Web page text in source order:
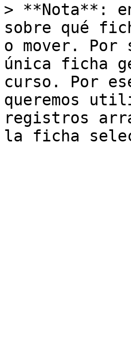
> **Nota**:
sobre qué
o mover.
única ficha
curso. Por
queremos
registros